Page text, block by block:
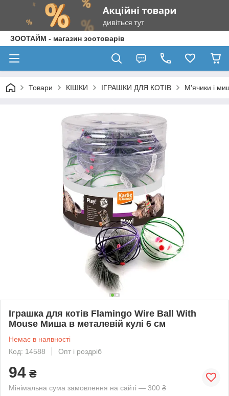
ЗООТАЙМ - магазин зоотоварів
Товари КІШКИ ІГРАШКИ ДЛЯ КОТІВ М'ячики і
Іграшка для котів Flamingo Wire Ball With
Mouse Миша в металевій кулі 6 см
Немає в наявності
Код: 14588
Опт і роздріб
94 ₴
Мінімальна сума замовлення на сайті — 300 ₴